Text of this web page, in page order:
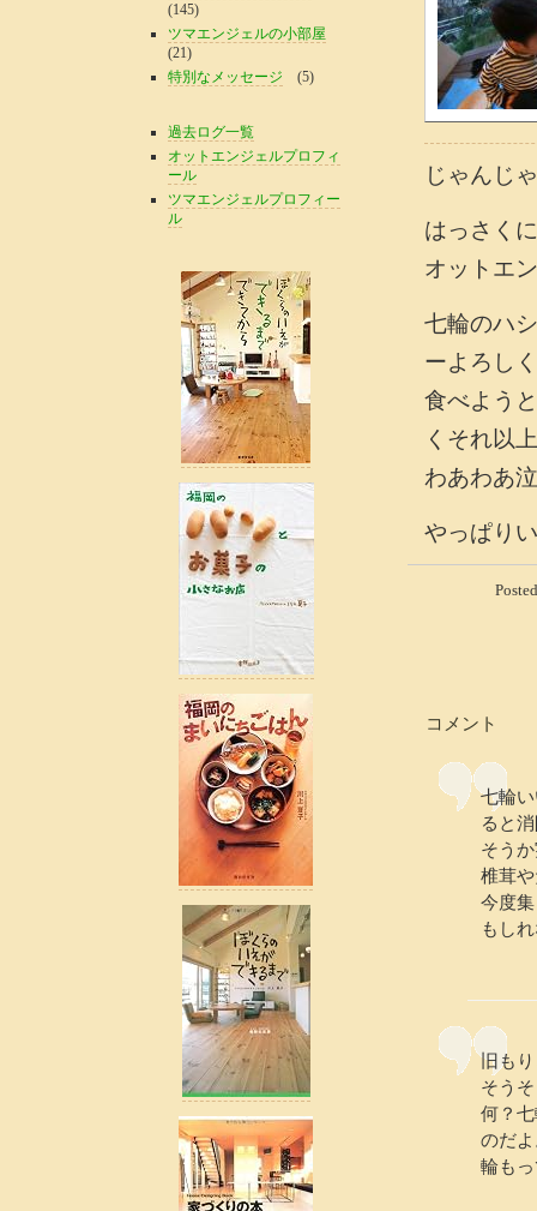
じゃんじ
はっさく
オットエ
七輪のハ
ーよろし
食べよう
くそれ以
わあわあ
やっぱり
コメント
七輪
ると
そう
椎茸
今度
もし
旧も
そう
何？
のだ
輪も
(145)
ツマエンジェルの小部屋
(21)
特別なメッセージ (5)
過去ログ一覧
オットエンジェルプロフィ
ール
ツマエンジェルプロフィー
ル